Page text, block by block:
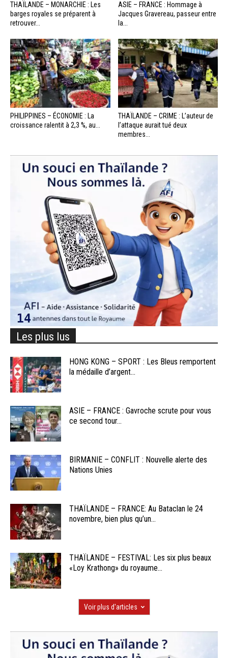
THAÏLANDE – MONARCHIE : Les
barges royales se préparent à
retrouver...
ASIE – FRANCE : Hommage à
Jacques Gravereau, passeur entre
la...
PHILIPPINES – ÉCONOMIE : La
croissance ralentit à 2,3 %, au...
THAÏLANDE – CRIME : L’auteur de
l’attaque aurait tué deux
membres...
Les plus lus
HONG KONG – SPORT : Les Bleus remportent
la médaille d’argent...
ASIE – FRANCE : Gavroche scrute pour vous
ce second tour...
BIRMANIE – CONFLIT : Nouvelle alerte des
Nations Unies
THAÏLANDE – FRANCE: Au Bataclan le 24
novembre, bien plus qu’un...
THAÏLANDE – FESTIVAL: Les six plus beaux
«Loy Krathong» du royaume...
Voir plus d'articles